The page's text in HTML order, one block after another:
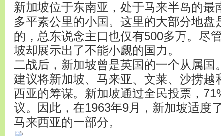
新加坡位于东南亚，处于马来半岛的最
多平素公里的小国。这里的大部分地盘
的，总东说念主口也仅有500多万。尽
坡却展示出了不能小觑的国力。
二战后，新加坡曾是英国的一个从属国
建议将新加坡、马来亚、文莱、沙捞越
西亚的筹谋。新加坡通过全民投票，
议。因此，在1963年9月，新加坡适度
马来西亚的一部分。